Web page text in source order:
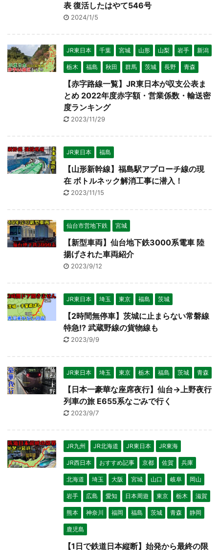
表 復活したはやて546号
2024/1/5
JR東日本 千葉 宮城 山形 山梨 岩手 新潟
栃木 福島 秋田 群馬 茨城 長野 青森
【赤字路線一覧】JR東日本が収支公表ま
とめ 2022年度赤字額・営業係数・輸送密
度ランキング
2023/11/29
JR東日本 福島
【山形新幹線】福島駅アプローチ線の現
在 ボトルネック解消工事に潜入！
2023/11/15
仙台市営地下鉄 宮城
【新型車両】仙台地下鉄3000系電車 陸
揚げされた車両紹介
2023/9/12
JR東日本 埼玉 東京 福島 茨城
【2時間無停車】茨城に止まらない常磐線
特急!? 武蔵野線の貨物線も
2023/9/9
JR東日本 埼玉 東京 栃木 福島 茨城 青森
【日本一豪華な座席夜行】仙台→上野夜行
列車の旅 E655系なごみで行く
2023/9/7
JR九州 JR北海道 JR東日本 JR東海
JR西日本 おすすめ記事 京都 佐賀 兵庫
北海道 埼玉 大阪 宮城 山口 岐阜 岡山
岩手 広島 愛知 日本周遊 東京 栃木 滋賀
熊本 神奈川 福岡 福島 茨城 青森 静岡
鹿児島
【1日で鉄道日本縦断】始発から最終の限